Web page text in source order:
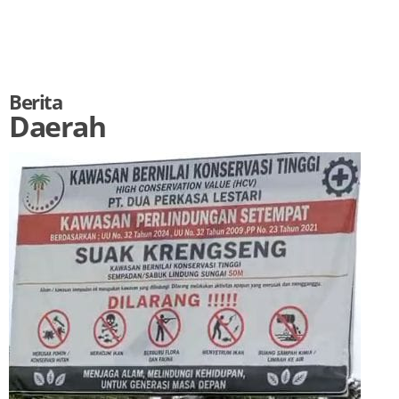
Berita
Daerah